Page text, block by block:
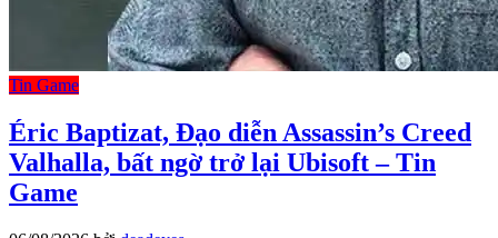
Tin Game
Éric Baptizat, Đạo diễn Assassin’s Creed
Valhalla, bất ngờ trở lại Ubisoft – Tin
Game